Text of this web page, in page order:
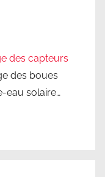
des capteurs
des boues
eau solaire…